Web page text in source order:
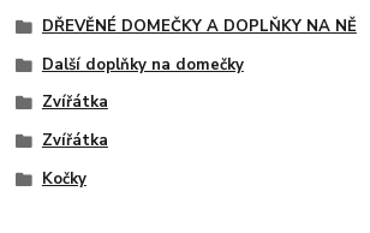
DŘEVĚNÉ DOMEČKY A DOPLŇKY NA NĚ
Další doplňky na domečky
Zvířátka
Zvířátka
Kočky